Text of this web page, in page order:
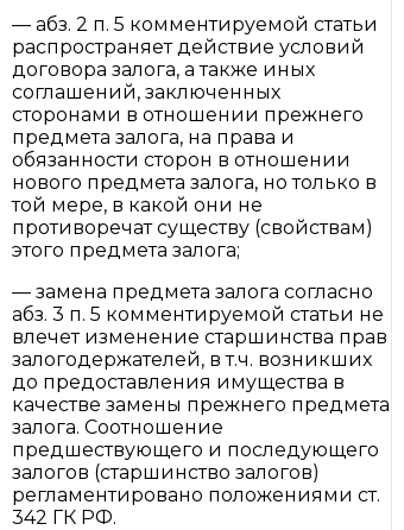
— абз. 2 п. 5 комментируемой статьи
распространяет действие условий
договора залога, а также иных
соглашений, заключенных
сторонами в отношении прежнего
предмета залога, на права и
обязанности сторон в отношении
нового предмета залога, но только в
той мере, в какой они не
противоречат существу (свойствам)
этого предмета залога;
— замена предмета залога согласно
абз. 3 п. 5 комментируемой статьи не
влечет изменение старшинства прав
залогодержателей, в т.ч. возникших
до предоставления имущества в
качестве замены прежнего предмета
залога. Соотношение
предшествующего и последующего
залогов (старшинство залогов)
регламентировано положениями ст.
342 ГК РФ.